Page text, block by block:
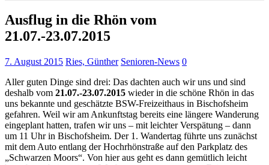
Ausflug in die Rhön vom
21.07.-23.07.2015
7. August 2015 Ries, Günther Senioren-News 0
Aller guten Dinge sind drei: Das dachten auch wir uns und sind
deshalb vom 21.07.-23.07.2015 wieder in die schöne Rhön in das
uns bekannte und geschätzte BSW-Freizeithaus in Bischofsheim
gefahren. Weil wir am Ankunftstag bereits eine längere Wanderung
eingeplant hatten, trafen wir uns – mit leichter Verspätung – dann
um 11 Uhr in Bischofsheim. Der 1. Wandertag führte uns zunächst
mit dem Auto entlang der Hochrhönstraße auf den Parkplatz des
„Schwarzen Moors“. Von hier aus geht es dann gemütlich leicht